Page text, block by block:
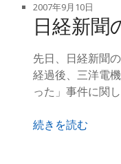
2007年9月10日
日経新聞
先日、日経新聞
経過後、三洋電
った」事件に関
続きを読む